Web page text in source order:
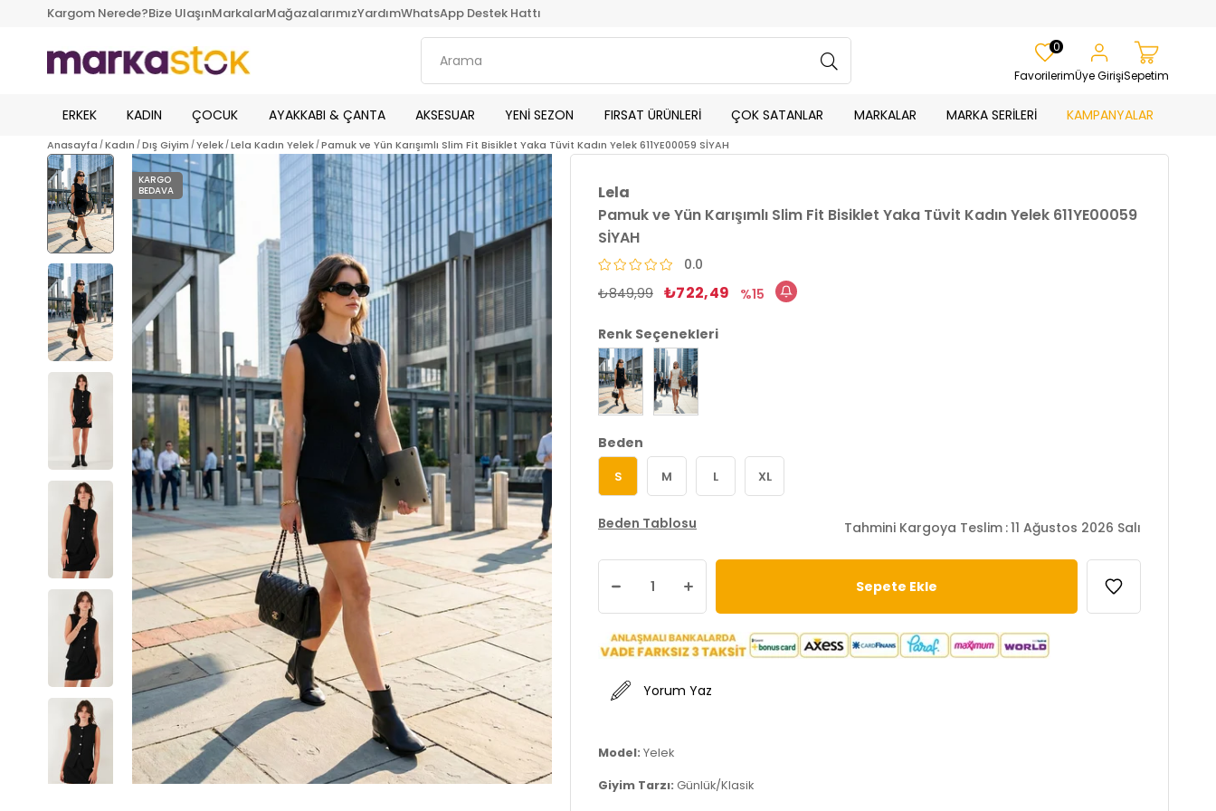
Kargom Nerede?Bize UlaşınMarkalarMağazalarımızYardımWhatsApp Destek Hattı
Favorilerim
0
Üye GirişiSepetim
ERKEK KADIN ÇOCUK AYAKKABI & ÇANTA AKSESUAR YENİ SEZON FIRSAT ÜRÜNLERİ ÇOK SATANLAR MARKALAR MARKA SERİLERİ KAMPANYALAR
Anasayfa Kadın Dış Giyim Yelek Lela Kadın Yelek Pamuk ve Yün Karışımlı Slim Fit Bisiklet Yaka Tüvit Kadın Yelek 611YE00059 SİYAH
KARGO
BEDAVA
Lela
Pamuk ve Yün Karışımlı Slim Fit Bisiklet Yaka Tüvit Kadın Yelek 611YE00059
SİYAH
0.0
₺849,99 ₺722,49 15
Renk Seçenekleri
Beden
S M L XL
Beden Tablosu Tahmini Kargoya Teslim :11 Ağustos 2026 Salı
Yorum Yaz
Model: Yelek
Giyim Tarzı: Günlük/Klasik